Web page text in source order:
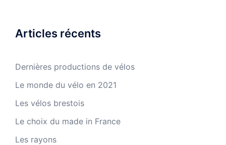
Articles récents
Dernières productions de vélos
Le monde du vélo en 2021
Les vélos brestois
Le choix du made in France
Les rayons